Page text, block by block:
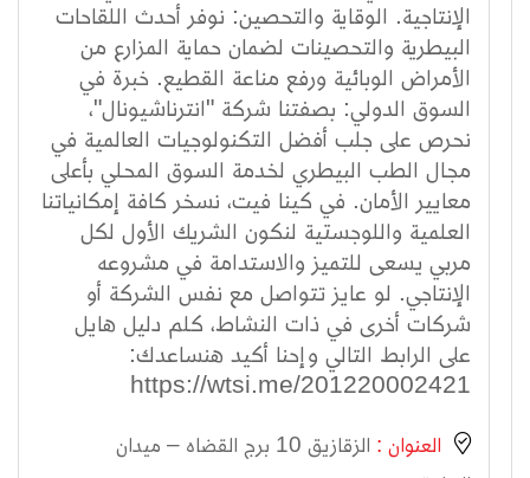
الإنتاجية. الوقاية والتحصين: نوفر أحدث اللقاحات
البيطرية والتحصينات لضمان حماية المزارع من
الأمراض الوبائية ورفع مناعة القطيع. خبرة في
السوق الدولي: بصفتنا شركة "انترناشيونال"،
نحرص على جلب أفضل التكنولوجيات العالمية في
مجال الطب البيطري لخدمة السوق المحلي بأعلى
معايير الأمان. في كينا فيت، نسخر كافة إمكانياتنا
العلمية واللوجستية لنكون الشريك الأول لكل
مربي يسعى للتميز والاستدامة في مشروعه
الإنتاجي. لو عايز تتواصل مع نفس الشركة أو
شركات أخرى في ذات النشاط، كلم دليل هايل
على الرابط التالي وإحنا أكيد هنساعدك:
https://wtsi.me/201220002421
العنوان :
الزقازيق 10 برج القضاه – ميدان